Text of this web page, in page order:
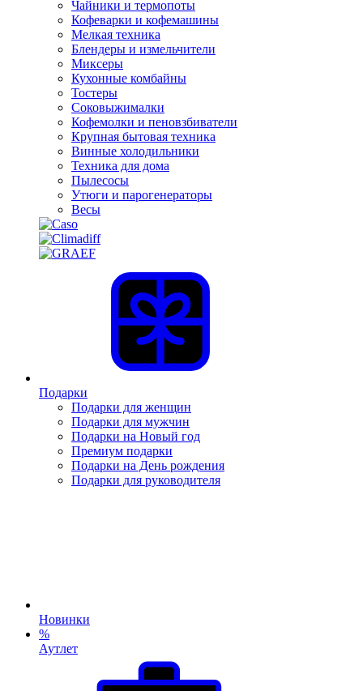
Чайники и термопоты
Кофеварки и кофемашины
Мелкая техника
Блендеры и измельчители
Миксеры
Кухонные комбайны
Тостеры
Соковыжималки
Кофемолки и пеновзбиватели
Крупная бытовая техника
Винные холодильники
Техника для дома
Пылесосы
Утюги и парогенераторы
Весы
Подарки
Подарки для женщин
Подарки для мужчин
Подарки на Новый год
Премиум подарки
Подарки на День рождения
Подарки для руководителя
Новинки
%
Аутлет